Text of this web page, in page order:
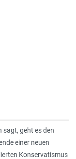
sagt, geht es den
einer neuen
Konservatismus